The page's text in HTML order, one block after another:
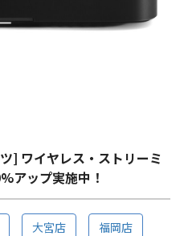
] ワイヤレス・ストリーミ
アップ実施中！
大宮店
福岡店